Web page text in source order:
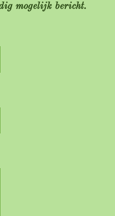
mogelijk bericht.